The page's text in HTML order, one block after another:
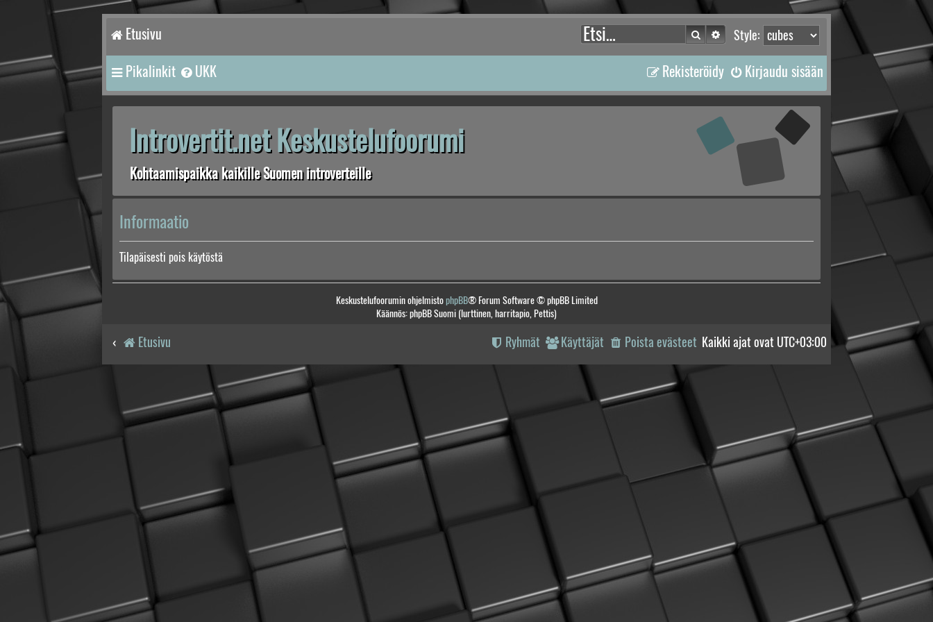
Etusivu Style:
Etsi Tarkennettu haku
Pikalinkit UKK Kirjaudu sisään
Rekisteröidy
Introvertit.net Keskustelufoorumi
Kohtaamispaikka kaikille Suomen introverteille
Informaatio
Tilapäisesti pois käytöstä
Keskustelufoorumin ohjelmistophpBB® Forum Software © phpBB Limited
Käännös: phpBB Suomi (lurttinen, harritapio, Pettis)
Etusivu Kaikki ajat ovat UTC+03:00
Poista evästeet
Käyttäjät
Ryhmät